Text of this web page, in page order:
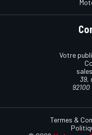
Votre
39,
Termes &